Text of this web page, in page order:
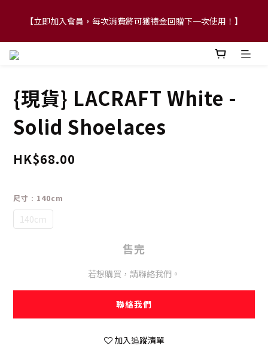
【FLASH SALE 兩件指定現貨產品即享88折】
【立即加入會員，每次消費將可獲禮金回贈下一次使用！】
【FLASH SALE 兩件指定現貨產品即享88折】
{現貨} LACRAFT White -
Solid Shoelaces
HK$68.00
尺寸 : 140cm
140cm
售完
若想購買，請聯絡我們。
聯絡我們
加入追蹤清單